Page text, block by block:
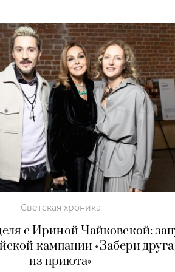
Светская хроника
с Ириной Чайковской:
кампании «Забери друга
из приюта»